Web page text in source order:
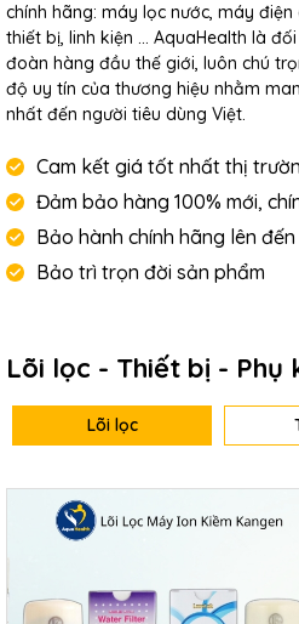
chính hãng: máy lọc nước, máy
thiết bị, linh kiện … AquaHealth là
đoàn hàng đầu thế giới, luôn chú
độ uy tín của thương hiệu nhằm
nhất đến người tiêu dùng Việt.
Cam kết giá tốt nhất thị
Đảm bảo hàng 100% mới,
Bảo hành chính hãng lên đến
Bảo trì trọn đời sản phẩm
Lõi lọc - Thiết bị - Phụ
Lõi lọc